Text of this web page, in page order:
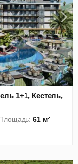
1+1, Кестель,
Площадь:61 м²